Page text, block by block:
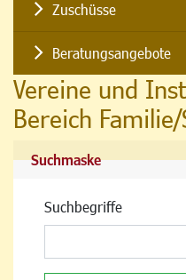
Zuschüsse
Beratungsangebote
Vereine und
Bereich
Suchmaske
Suchbegriffe